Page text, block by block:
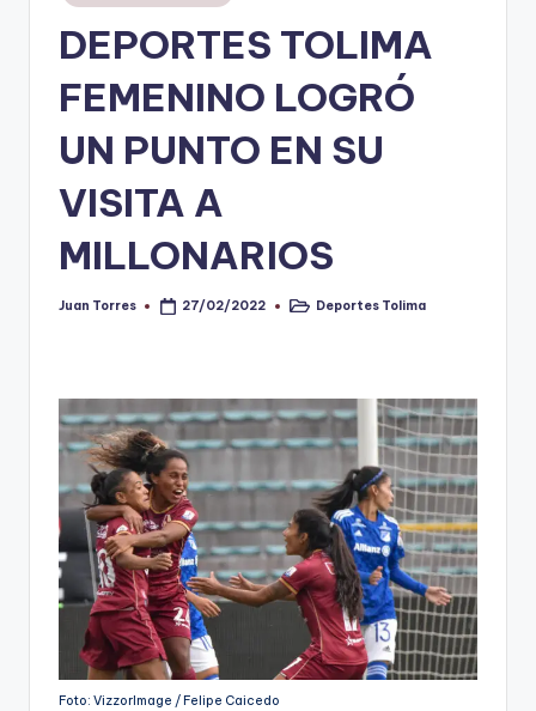
V
ti
o
en
DEPORTES TOLIMA
FEMENINO LOGRÓ
UN PUNTO EN SU
VISITA A
MILLONARIOS
Publicado
Juan Torres 27/02/2022
Publicado
Deportes Tolima
Foto: VizzorImage / Felipe Caicedo